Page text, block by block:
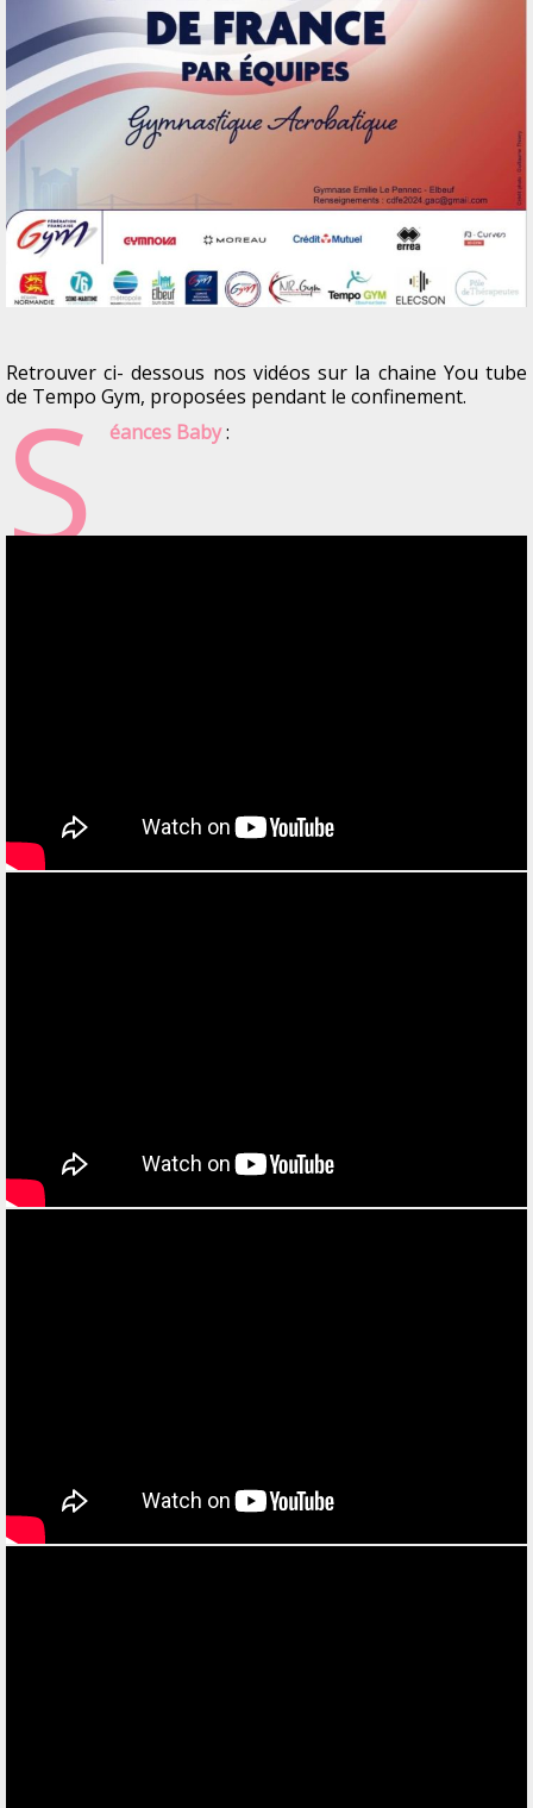
Retrouver ci- dessous nos vidéos sur la chaine You tube
de Tempo Gym, proposées pendant le confinement.
S éances Baby: